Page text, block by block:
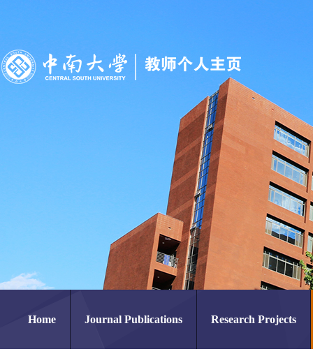
Home Journal Publications Research Projects